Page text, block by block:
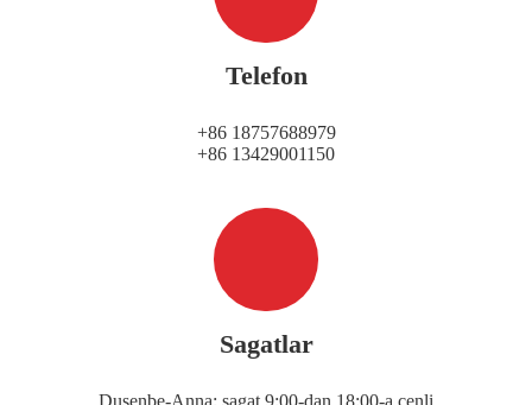
Telefon
+86 18757688979
+86 13429001150
Sagatlar
Duşenbe-Anna: sagat 9:00-dan 18:00-a çenli